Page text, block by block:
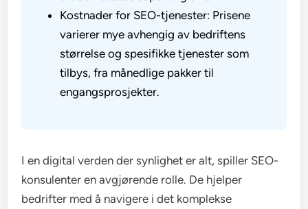
Kostnader for SEO-tjenester: Prisene
varierer mye avhengig av bedriftens
størrelse og spesifikke tjenester som
tilbys, fra månedlige pakker til
engangsprosjekter.
I en digital verden der synlighet er alt, spiller SEO-
konsulenter en avgjørende rolle. De hjelper
bedrifter med å navigere i det komplekse